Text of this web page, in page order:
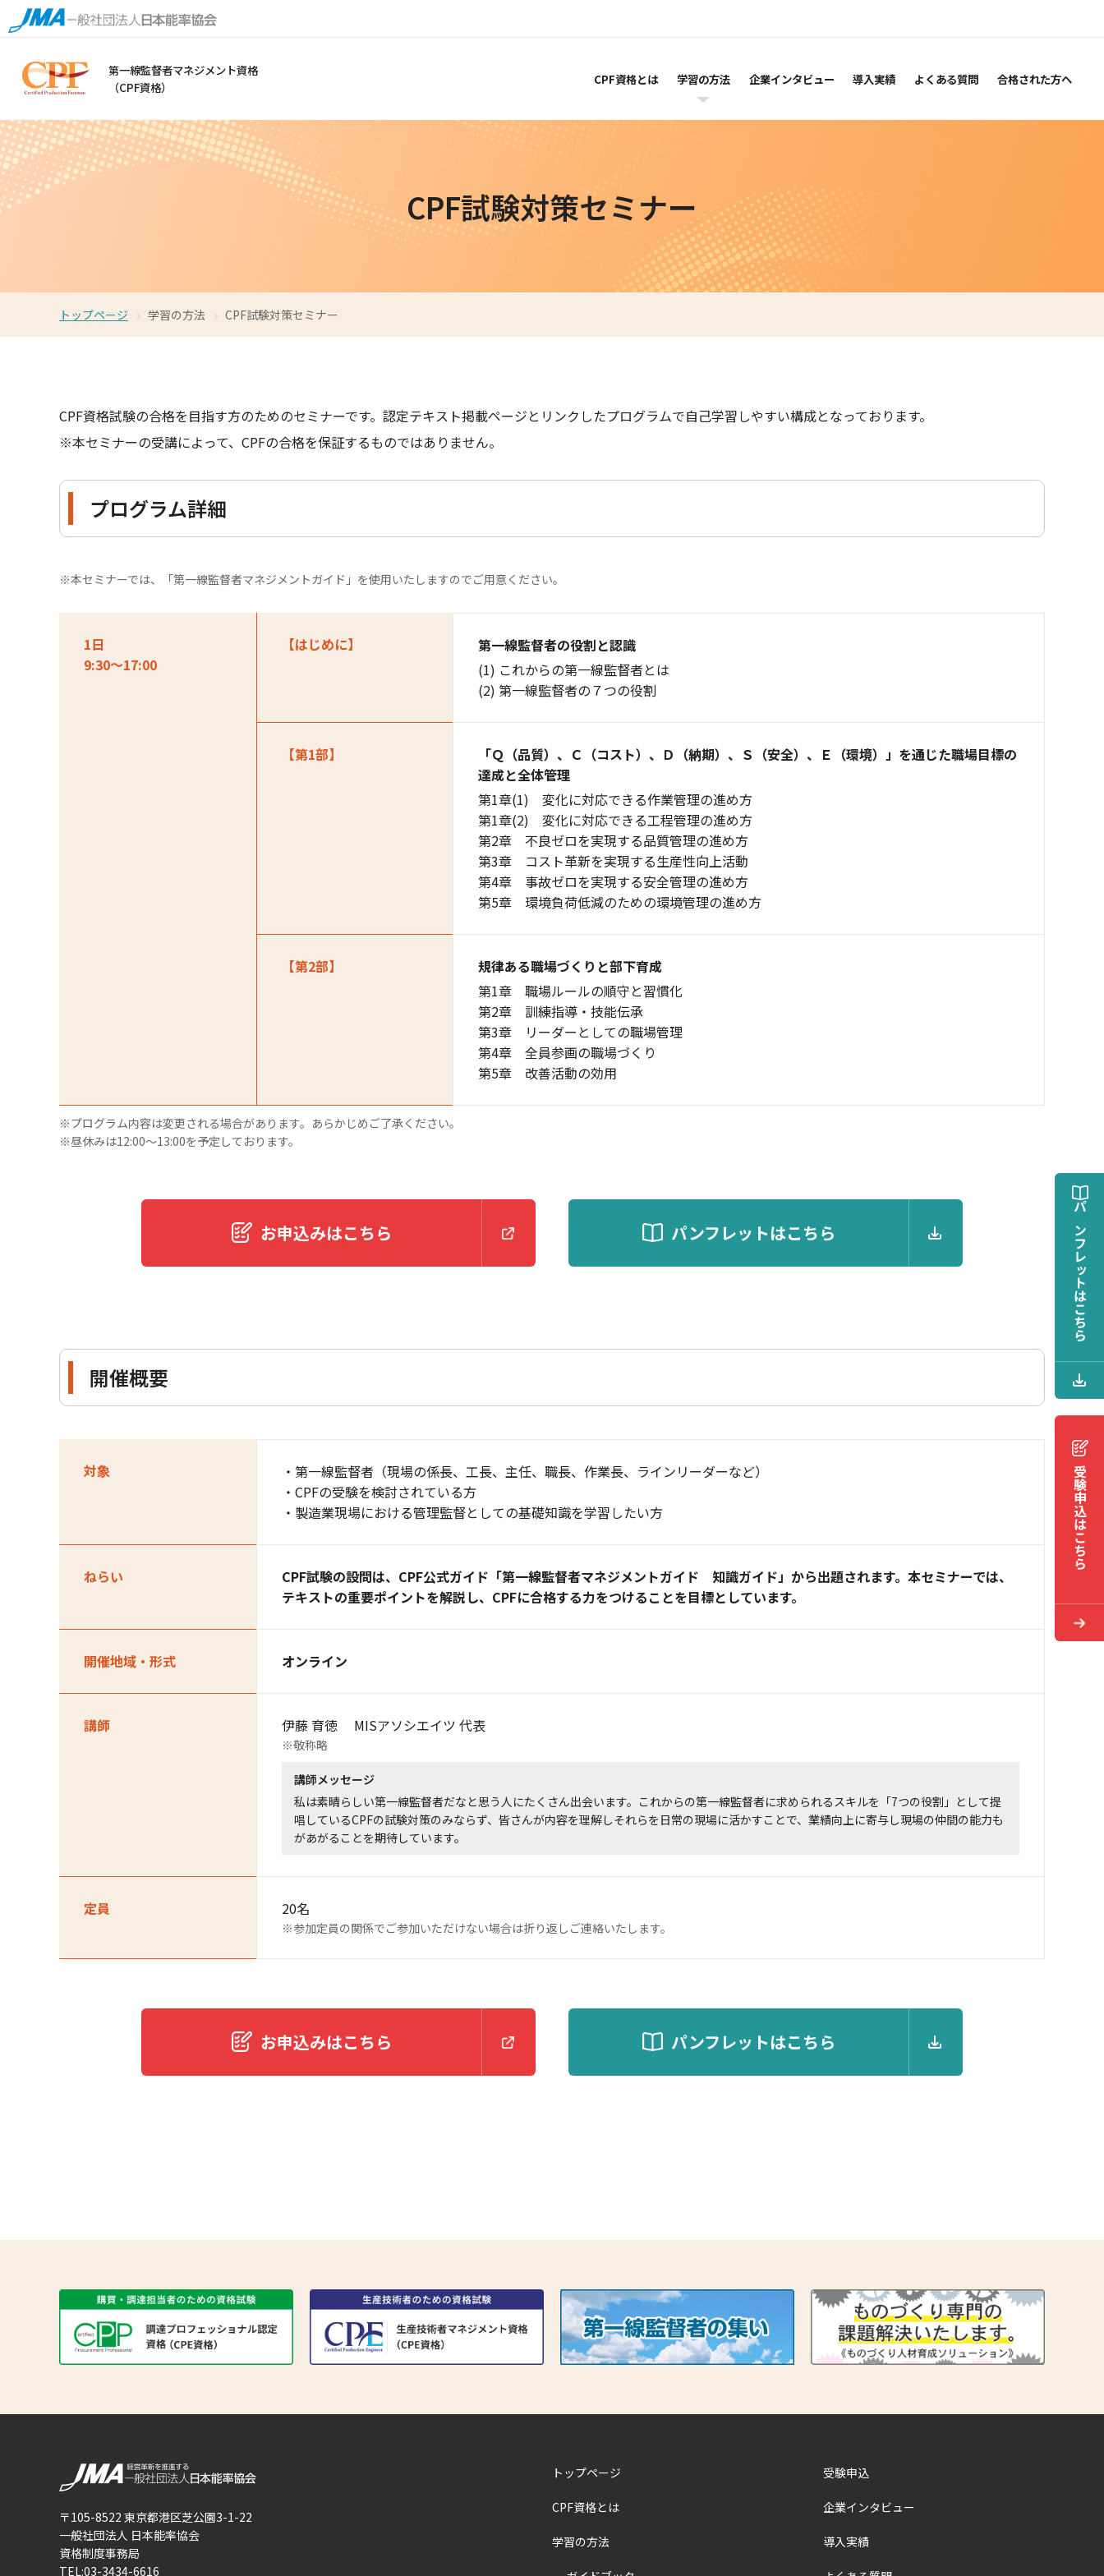
第一線監督者マネジメント資格
（CPF資格）
CPF資格とは 学習の方法 企業インタビュー 導入実績 よくある質問 合格された方へ
CPF試験対策セミナー
トップページ 学習の方法 CPF試験対策セミナー
CPF資格試験の合格を目指す方のためのセミナーです。認定テキスト掲載ページとリンクしたプログラムで自己学習しやすい構成となっております。
※本セミナーの受講によって、CPFの合格を保証するものではありません。
プログラム詳細
※本セミナーでは、「第一線監督者マネジメントガイド」を使用いたしますのでご用意ください。
1日
9:30～17:00
【はじめに】
第一線監督者の役割と認識
(1) これからの第一線監督者とは
(2) 第一線監督者の７つの役割
【第1部】
「Ｑ（品質）、Ｃ（コスト）、Ｄ（納期）、Ｓ（安全）、Ｅ（環境）」を通じた職場目標の
達成と全体管理
第1章(1) 変化に対応できる作業管理の進め方
第1章(2) 変化に対応できる工程管理の進め方
第2章 不良ゼロを実現する品質管理の進め方
第3章 コスト革新を実現する生産性向上活動
第4章 事故ゼロを実現する安全管理の進め方
第5章 環境負荷低減のための環境管理の進め方
【第2部】
規律ある職場づくりと部下育成
第1章 職場ルールの順守と習慣化
第2章 訓練指導・技能伝承
第3章 リーダーとしての職場管理
第4章 全員参画の職場づくり
第5章 改善活動の効用
※プログラム内容は変更される場合があります。あらかじめご了承ください。
※昼休みは12:00～13:00を予定しております。
お申込みはこちら パンフレットはこちら
開催概要
対象
・第一線監督者（現場の係長、工長、主任、職長、作業長、ラインリーダーなど）
・CPFの受験を検討されている方
・製造業現場における管理監督としての基礎知識を学習したい方
ねらい
CPF試験の設問は、CPF公式ガイド「第一線監督者マネジメントガイド 知識ガイド」から出題されます。本セミナーでは、
テキストの重要ポイントを解説し、CPFに合格する力をつけることを目標としています。
開催地域・形式 オンライン
講師 伊藤 育徳 MISアソシエイツ 代表
※敬称略
講師メッセージ
私は素晴らしい第一線監督者だなと思う人にたくさん出会います。これからの第一線監督者に求められるスキルを「7つの役割」として提
唱しているCPFの試験対策のみならず、皆さんが内容を理解しそれらを日常の現場に活かすことで、業績向上に寄与し現場の仲間の能力も
があがることを期待しています。
定員 20名
※参加定員の関係でご参加いただけない場合は折り返しご連絡いたします。
お申込みはこちら パンフレットはこちら
パンフレットは
こちら
受験申込は
こちら
〒105-8522 東京都港区芝公園3-1-22
一般社団法人 日本能率協会
資格制度事務局
TEL:03-3434-6616
トップページ
CPF資格とは
学習の方法
受験申込
企業インタビュー
導入実績